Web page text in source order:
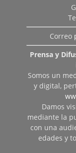
Correo
Prensa y
Somos un
y digital,
Damos
mediante la
con una
edades y